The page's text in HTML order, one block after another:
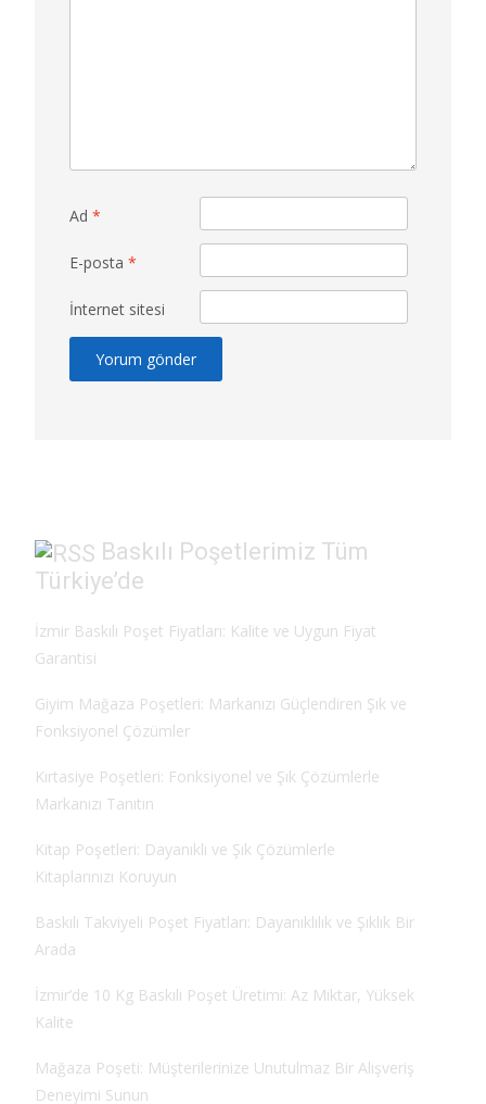
Ad *
E-posta *
İnternet sitesi
Baskılı Poşetlerimiz Tüm
Türkiye’de
İzmir Baskılı Poşet Fiyatları: Kalite ve Uygun Fiyat
Garantisi
Giyim Mağaza Poşetleri: Markanızı Güçlendiren Şık ve
Fonksiyonel Çözümler
Kırtasiye Poşetleri: Fonksiyonel ve Şık Çözümlerle
Markanızı Tanıtın
Kitap Poşetleri: Dayanıklı ve Şık Çözümlerle
Kitaplarınızı Koruyun
Baskılı Takviyeli Poşet Fiyatları: Dayanıklılık ve Şıklık Bir
Arada
İzmir’de 10 Kg Baskılı Poşet Üretimi: Az Miktar, Yüksek
Kalite
Mağaza Poşeti: Müşterilerinize Unutulmaz Bir Alışveriş
Deneyimi Sunun